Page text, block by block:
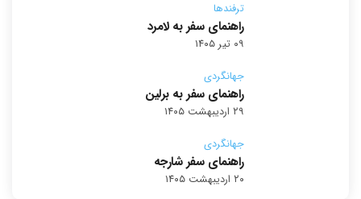
ترفندها
راهنمای سفر به لامرد
۰۹ تیر ۱۴۰۵
جهانگردی
راهنمای سفر به برلین
۲۹ اردیبهشت ۱۴۰۵
جهانگردی
راهنمای سفر شارجه
۲۰ اردیبهشت ۱۴۰۵